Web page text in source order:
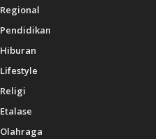
Regional
Pendidikan
Hiburan
Lifestyle
Religi
Etalase
Olahraga